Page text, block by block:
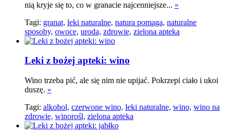
nią kryje się to, co w granacie najcenniejsze... »
Tagi: granat, leki naturalne, natura pomaga, naturalne
sposoby, owoce, uroda, zdrowie, zielona apteka
Leki z bożej apteki: wino
Wino trzeba pić, ale się nim nie upijać. Pokrzepi ciało i ukoi
duszę. »
Tagi: alkohol, czerwone wino, leki naturalne, wino, wino na
zdrowie, winorośl, zielona apteka